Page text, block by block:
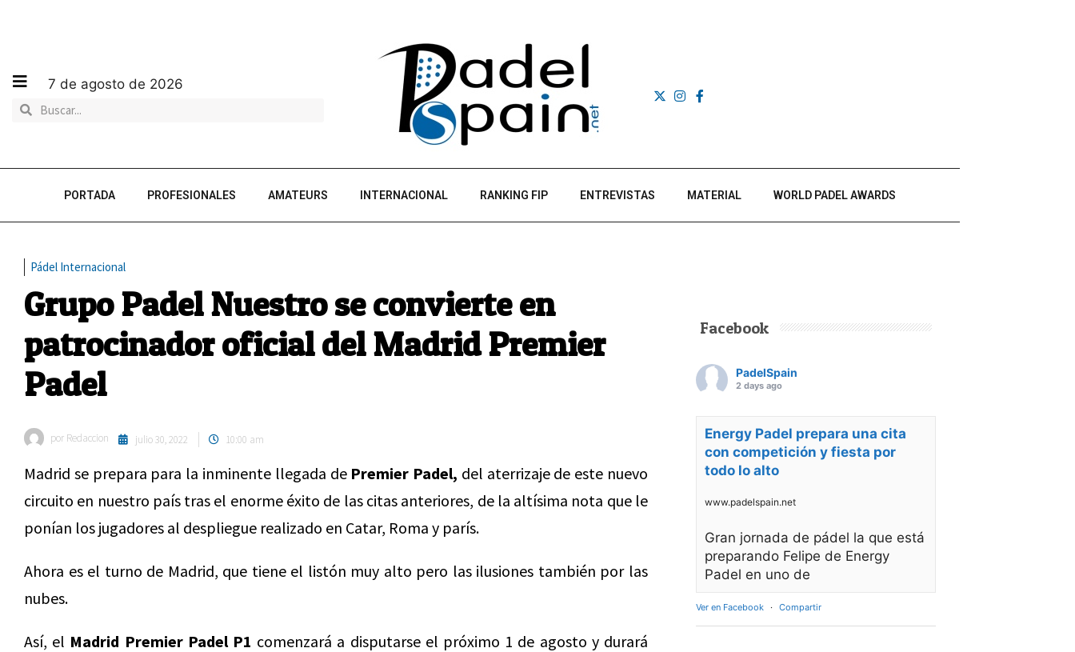
7 de agosto de 2026
PORTADA PROFESIONALES AMATEURS INTERNACIONAL RANKING FIP ENTREVISTAS MATERIAL WORLD PADEL AWARDS
Pádel Internacional
Grupo Padel Nuestro se convierte en
patrocinador oficial del Madrid Premier
Padel
por Redaccion julio 30, 2022 10:00 am
Madrid se prepara para la inminente llegada de Premier Padel, del aterrizaje de este nuevo
circuito en nuestro país tras el enorme éxito de las citas anteriores, de la altísima nota que le
ponían los jugadores al despliegue realizado en Catar, Roma y parís.
Ahora es el turno de Madrid, que tiene el listón muy alto pero las ilusiones también por las
nubes.
Así, el Madrid Premier Padel P1 comenzará a disputarse el próximo 1 de agosto y durará
Facebook
PadelSpain
2 days ago
Energy Padel prepara una cita
con competición y fiesta por
todo lo alto
www.padelspain.net
Gran jornada de pádel la que está
preparando Felipe de Energy
Padel en uno de
Ver en Facebook · Compartir